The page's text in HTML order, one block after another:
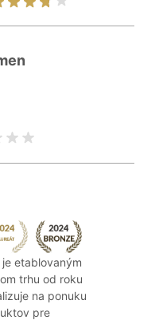
etablovaným
trhu od roku
na ponuku
pre